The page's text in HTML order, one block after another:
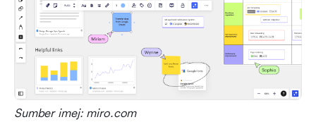
Sumber imej: miro.com